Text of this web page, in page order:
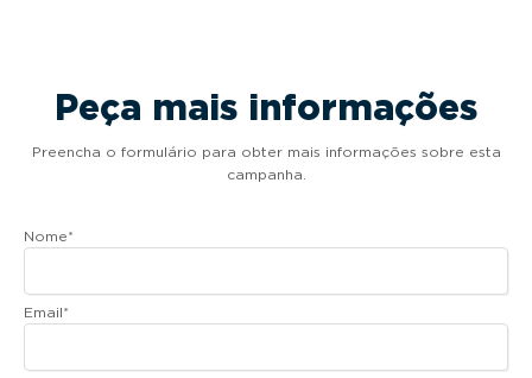
Peça mais informações
Preencha o formulário para obter mais informações sobre esta
campanha.
Nome*
Email*